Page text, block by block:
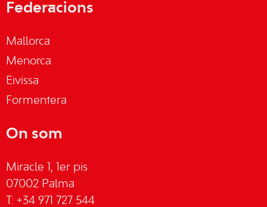
Federacions
Mallorca
Menorca
Eivissa
Formentera
On som
Miracle 1, 1er pis
07002 Palma
T: +34 971 727 544